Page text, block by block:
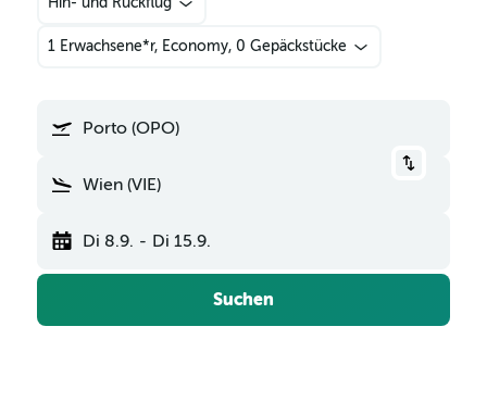
1 Erwachsene*r, Economy, 0 Gepäckstücke
Porto (OPO)
Wien (VIE)
Di 8.9. - Di 15.9.
Suchen